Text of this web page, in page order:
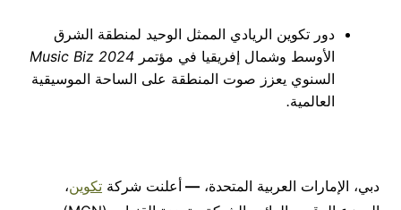
دور تكوين الريادي الممثل الوحيد لمنطقة الشرق
الأوسط وشمال إفريقيا في مؤتمر
السنوي يعزز صوت المنطقة على الساحة الموسيقية
العالمية.
دبي، الإمارات العربية المتحدة، — أعلنت شركة تكوين،